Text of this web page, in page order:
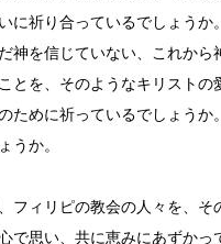
に祈り合っているでしょうか。
神を信じていない、これから
とを、そのようなキリストの
ために祈っているでしょうか
うか。
フィリピの教会の人々を、そ
で思い、共に恵みにあずかっ